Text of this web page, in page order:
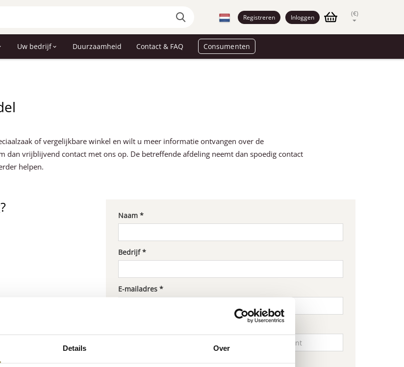
Details Over
Registreren Inloggen (€)
Uw bedrijf Duurzaamheid Contact & FAQ Consumenten
of vergelijkbare winkel en wilt u meer informatie ontvangen over de
dan vrijblijvend contact met ons op. De betreffende afdeling neemt dan spoedig contact
helpen.
Naam *
Bedrijf *
E-mailadres *